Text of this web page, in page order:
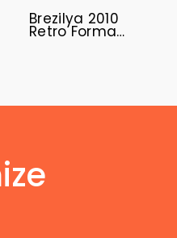
Brezilya 2010
Retro Forma